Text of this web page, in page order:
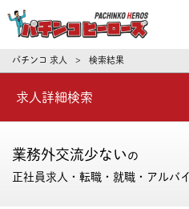
パチン
パチンコ 求人 > 検索結果
求人詳細検索
業務外交流少ない の
正社員求人・転職・就職・アルバ